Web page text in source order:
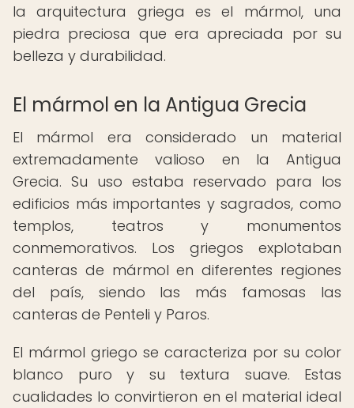
la arquitectura griega es el mármol, una
piedra preciosa que era apreciada por su
belleza y durabilidad.
El mármol en la Antigua Grecia
El mármol era considerado un material
extremadamente valioso en la Antigua
Grecia. Su uso estaba reservado para los
edificios más importantes y sagrados, como
templos, teatros y monumentos
conmemorativos. Los griegos explotaban
canteras de mármol en diferentes regiones
del país, siendo las más famosas las
canteras de Penteli y Paros.
El mármol griego se caracteriza por su color
blanco puro y su textura suave. Estas
cualidades lo convirtieron en el material ideal